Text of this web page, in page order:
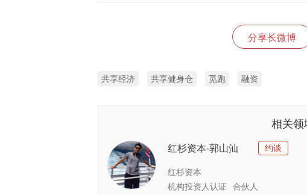
分享长微博
共享经济 共享健身仓 觅跑 融资
相关领
红杉资本-郭山汕
红杉资本
合伙人
机构投资人认证
约谈